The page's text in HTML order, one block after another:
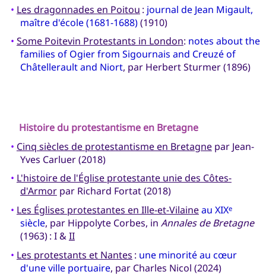
• Les dragonnades en Poitou : journal de Jean Migault,
maître d'école (1681-1688)(1910)
• Some Poitevin Protestants in London: notes about the
families of Ogier from Sigournais and Creuzé of
Châtellerault and Niort, par Herbert Sturmer (1896)
Histoire du protestantisme en Bretagne
• Cinq siècles de protestantisme en Bretagnepar Jean-
Yves Carluer (2018)
• L'histoire de l'Église protestante unie des Côtes-
d'Armorpar Richard Fortat (2018)
• Les Églises protestantes en Ille-et-Vilaineau XIXe
siècle, par Hippolyte Corbes, in Annales de Bretagne
(1963) : I &II
• Les protestants et Nantes : une minorité au cœur
d'une ville portuaire, par Charles Nicol (2024)